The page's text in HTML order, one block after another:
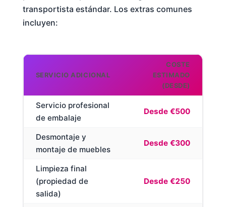
transportista estándar. Los extras comunes
incluyen:
SERVICIO ADICIONAL
COSTE
ESTIMADO
(DESDE)
Servicio profesional
de embalaje
Desde €500
Desmontaje y
montaje de muebles
Desde €300
Limpieza final
(propiedad de
salida)
Desde €250